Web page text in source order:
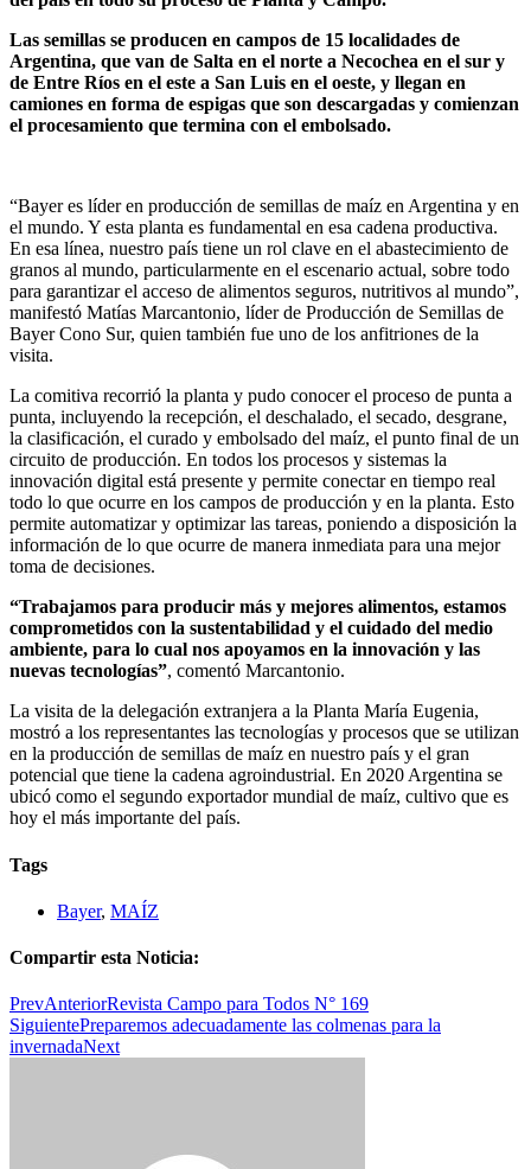
Las semillas se producen en campos de 15 localidades de
Argentina, que van de Salta en el norte a Necochea en el sur y
de Entre Ríos en el este a San Luis en el oeste, y llegan en
camiones en forma de espigas que son descargadas y comienzan
el procesamiento que termina con el embolsado.
“Bayer es líder en producción de semillas de maíz en Argentina y en
el mundo. Y esta planta es fundamental en esa cadena productiva.
En esa línea, nuestro país tiene un rol clave en el abastecimiento de
granos al mundo, particularmente en el escenario actual, sobre todo
para garantizar el acceso de alimentos seguros, nutritivos al mundo”,
manifestó Matías Marcantonio, líder de Producción de Semillas de
Bayer Cono Sur, quien también fue uno de los anfitriones de la
visita.
La comitiva recorrió la planta y pudo conocer el proceso de punta a
punta, incluyendo la recepción, el deschalado, el secado, desgrane,
la clasificación, el curado y embolsado del maíz, el punto final de un
circuito de producción. En todos los procesos y sistemas la
innovación digital está presente y permite conectar en tiempo real
todo lo que ocurre en los campos de producción y en la planta. Esto
permite automatizar y optimizar las tareas, poniendo a disposición la
información de lo que ocurre de manera inmediata para una mejor
toma de decisiones.
“Trabajamos para producir más y mejores alimentos, estamos
comprometidos con la sustentabilidad y el cuidado del medio
ambiente, para lo cual nos apoyamos en la innovación y las
nuevas tecnologías”, comentó Marcantonio.
La visita de la delegación extranjera a la Planta María Eugenia,
mostró a los representantes las tecnologías y procesos que se utilizan
en la producción de semillas de maíz en nuestro país y el gran
potencial que tiene la cadena agroindustrial. En 2020 Argentina se
ubicó como el segundo exportador mundial de maíz, cultivo que es
hoy el más importante del país.
Tags
Bayer, MAÍZ
Compartir esta Noticia:
PrevAnteriorRevista Campo para Todos N° 169
SiguientePreparemos adecuadamente las colmenas para la
invernadaNext